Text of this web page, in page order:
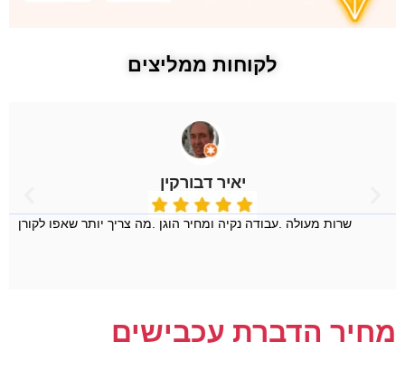
לקוחות ממליצים
יאיר דבורקין
שרות מעולה .עבודה נקיה ומחיר הוגן .מה צריך יותר שאפו לקורן
מחיר הדברת עכבישים